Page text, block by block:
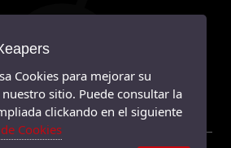
Cookies para mejorar su
sitio. Puede consultar la
clickando en el siguiente
Cookies